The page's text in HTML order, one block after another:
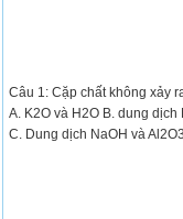
Câu 1: Cặp chất không xảy
A. K2O và H2O B. dung
C. Dung dịch NaOH và